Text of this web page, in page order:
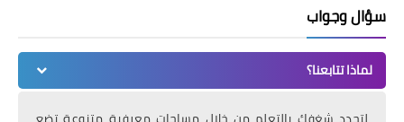
سؤال وجواب
لماذا تتابعنا؟